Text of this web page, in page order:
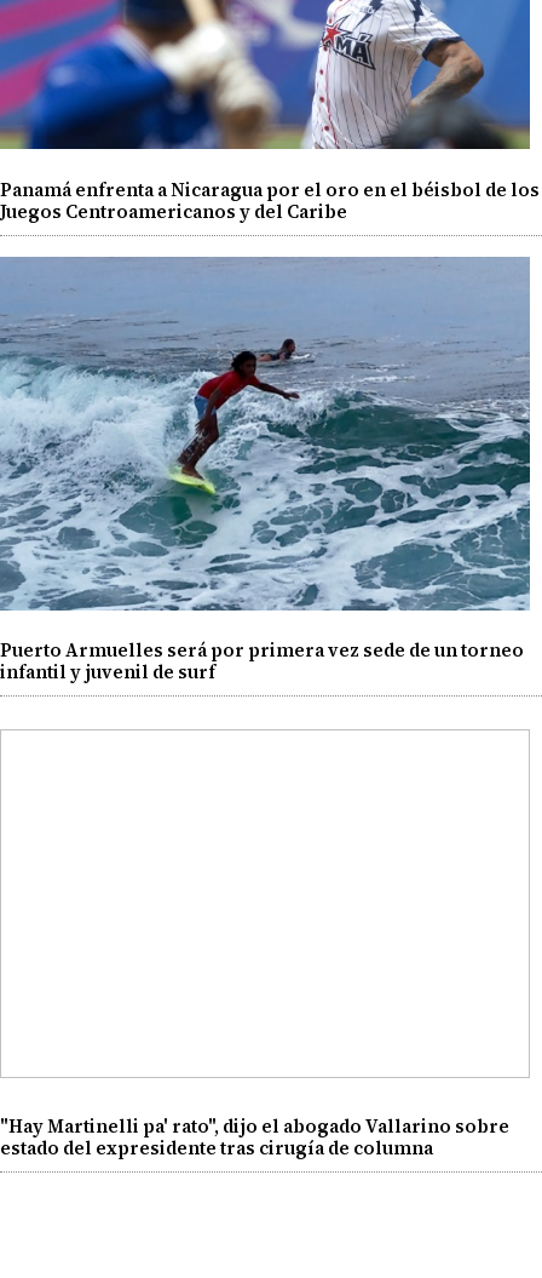
Panamá enfrenta a Nicaragua por el oro en el béisbol de los
Juegos Centroamericanos y del Caribe
Puerto Armuelles será por primera vez sede de un torneo
infantil y juvenil de surf
"Hay Martinelli pa' rato", dijo el abogado Vallarino sobre
estado del expresidente tras cirugía de columna